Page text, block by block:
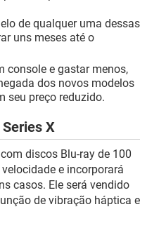
de qualquer uma dessas
uns meses até o
console e gastar menos,
dos novos modelos
seu preço reduzido.
X
discos Blu-ray de 100
e incorporará
casos. Ele será vendido
de vibração háptica e